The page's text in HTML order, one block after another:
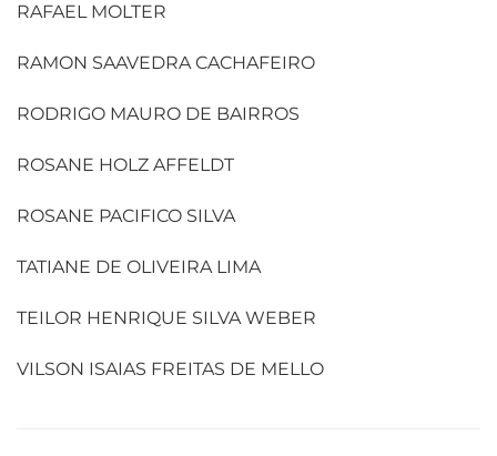
RAFAEL MOLTER
RAMON SAAVEDRA CACHAFEIRO
RODRIGO MAURO DE BAIRROS
ROSANE HOLZ AFFELDT
ROSANE PACIFICO SILVA
TATIANE DE OLIVEIRA LIMA
TEILOR HENRIQUE SILVA WEBER
VILSON ISAIAS FREITAS DE MELLO